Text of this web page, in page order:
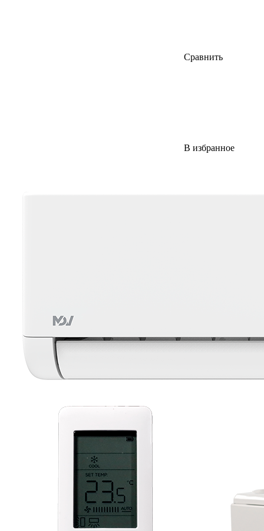
Сравнить
В избранное